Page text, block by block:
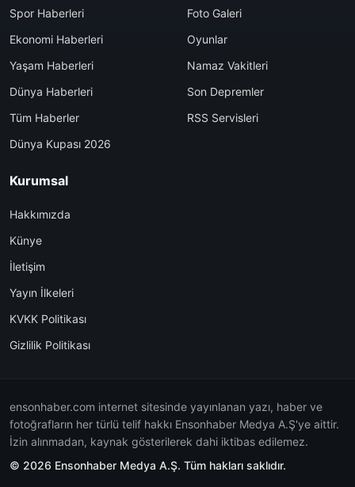
Spor Haberleri
Ekonomi Haberleri
Yaşam Haberleri
Dünya Haberleri
Tüm Haberler
Dünya Kupası 2026
Foto Galeri
Oyunlar
Namaz Vakitleri
Son Depremler
RSS Servisleri
Kurumsal
Hakkımızda
Künye
İletişim
Yayın İlkeleri
KVKK Politikası
Gizlilik Politikası
ensonhaber.com internet sitesinde yayınlanan yazı, haber ve
fotoğrafların her türlü telif hakkı Ensonhaber Medya A.Ş'ye aittir.
İzin alınmadan, kaynak gösterilerek dahi iktibas edilemez.
© 2026 Ensonhaber Medya A.Ş. Tüm hakları saklıdır.